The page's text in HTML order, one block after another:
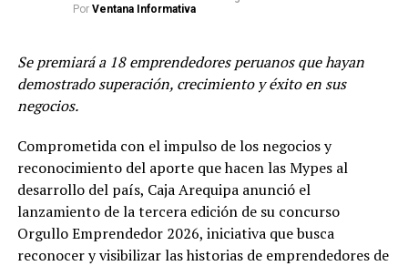
algo de comer u olvidaste comprar las medicinas o
regalos que necesitabas y no puedes salir, estas
aplicaciones son para ti. Con un amplio catálogo de
recibir desayunos, artículos para tus mascotas, pastillas,
regalos, y mucho más, en la puerta de tu casa u oficina.
TEMAS RELACIONADOS: APLICACIONES
COMPRAS
PRODUCTOS
SERVICIOS SMARTPHONES
Por Ventana Informativa
Se premiará a 18 emprendedores peruanos que hayan
demostrado superación, crecimiento y éxito en sus
negocios.
Comprometida con el impulso de los negocios y
reconocimiento del aporte que hacen las Mypes al
desarrollo del país, Caja Arequipa anunció el
lanzamiento de la tercera edición de su concurso
Orgullo Emprendedor 2026, iniciativa que busca
reconocer y visibilizar las historias de emprendedores de